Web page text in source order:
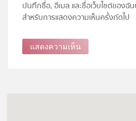
บันทึกชื่อ, อีเมล และชื่อเว็บไซต์ของฉั
สำหรับการแสดงความเห็นครั้งถัดไป